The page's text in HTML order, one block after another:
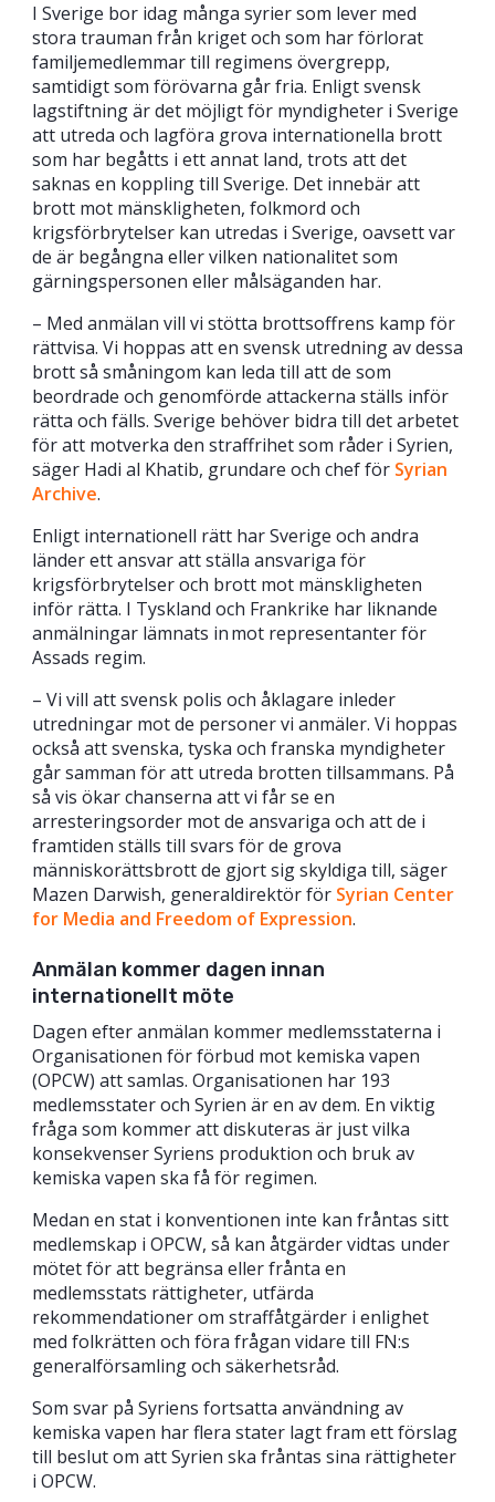
I Sverige bor idag många syrier som lever med
stora trauman från kriget och som har förlorat
familjemedlemmar till regimens övergrepp,
samtidigt som förövarna går fria. Enligt svensk
lagstiftning är det möjligt för myndigheter i Sverige
att utreda och lagföra grova internationella brott
som har begåtts i ett annat land, trots att det
saknas en koppling till Sverige. Det innebär att
brott mot mänskligheten, folkmord och
krigsförbrytelser kan utredas i Sverige, oavsett var
de är begångna eller vilken nationalitet som
gärningspersonen eller målsäganden har.
– Med anmälan vill vi stötta brottsoffrens kamp för
rättvisa. Vi hoppas att en svensk utredning av dessa
brott så småningom kan leda till att de som
beordrade och genomförde attackerna ställs inför
rätta och fälls. Sverige behöver bidra till det arbetet
för att motverka den straffrihet som råder i Syrien,
säger Hadi al Khatib, grundare och chef för Syrian
Archive.
Enligt internationell rätt har Sverige och andra
länder ett ansvar att ställa ansvariga för
krigsförbrytelser och brott mot mänskligheten
inför rätta. I Tyskland och Frankrike har liknande
anmälningar lämnats in mot representanter för
Assads regim.
– Vi vill att svensk polis och åklagare inleder
utredningar mot de personer vi anmäler. Vi hoppas
också att svenska, tyska och franska myndigheter
går samman för att utreda brotten tillsammans. På
så vis ökar chanserna att vi får se en
arresteringsorder mot de ansvariga och att de i
framtiden ställs till svars för de grova
människorättsbrott de gjort sig skyldiga till, säger
Mazen Darwish, generaldirektör för Syrian Center
for Media and Freedom of Expression.
Anmälan kommer dagen innan
internationellt möte
Dagen efter anmälan kommer medlemsstaterna i
Organisationen för förbud mot kemiska vapen
(OPCW) att samlas. Organisationen har 193
medlemsstater och Syrien är en av dem. En viktig
fråga som kommer att diskuteras är just vilka
konsekvenser Syriens produktion och bruk av
kemiska vapen ska få för regimen.
Medan en stat i konventionen inte kan fråntas sitt
medlemskap i OPCW, så kan åtgärder vidtas under
mötet för att begränsa eller frånta en
medlemsstats rättigheter, utfärda
rekommendationer om straffåtgärder i enlighet
med folkrätten och föra frågan vidare till FN:s
generalförsamling och säkerhetsråd.
Som svar på Syriens fortsatta användning av
kemiska vapen har flera stater lagt fram ett förslag
till beslut om att Syrien ska fråntas sina rättigheter
i OPCW.